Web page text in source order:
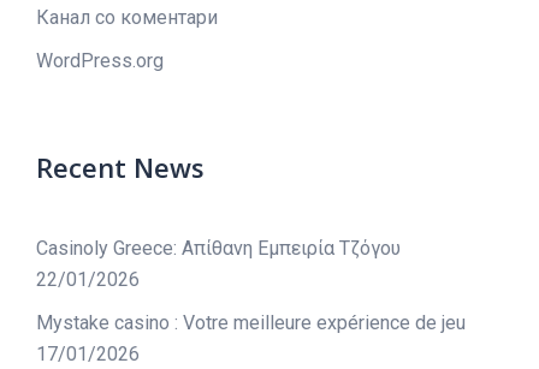
Канал со коментари
WordPress.org
Recent News
Casinoly Greece: Απίθανη Εμπειρία Τζόγου
22/01/2026
Mystake casino : Votre meilleure expérience de jeu
17/01/2026